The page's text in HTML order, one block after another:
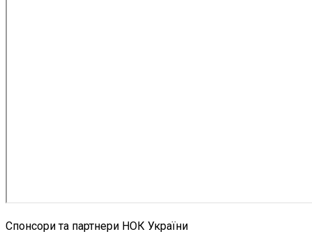
Спонсори та партнери НОК України